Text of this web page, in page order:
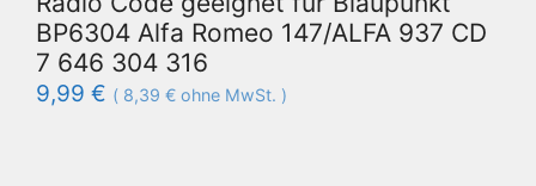
BP6304 Alfa Romeo 147/ALFA 937 CD
7 646 304 316
9,99 € ( 8,39 € ohne MwSt. )